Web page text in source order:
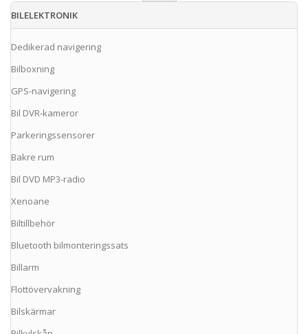
BILELEKTRONIK
Dedikerad navigering
Bilboxning
GPS-navigering
Bil DVR-kameror
Parkeringssensorer
Bakre rum
Bil DVD MP3-radio
Xenoane
Biltillbehör
Bluetooth bilmonteringssats
Billarm
Flottövervakning
Bilskärmar